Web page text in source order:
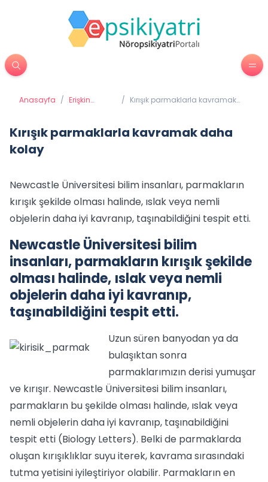
Anasayfa / Erişkin
/ Kırışık parmaklarla kavramak
Kırışık parmaklarla kavramak daha
kolay
Newcastle Üniversitesi bilim insanları, parmakların
kırışık şekilde olması halinde, ıslak veya nemli
objelerin daha iyi kavranıp, taşınabildiğini tespit etti.
Newcastle Üniversitesi bilim
insanları, parmakların kırışık şekilde
olması halinde, ıslak veya nemli
objelerin daha iyi kavranıp,
taşınabildiğini tespit etti.
Uzun süren banyodan ya da
bulaşıktan sonra
parmaklarımızın derisi yumuşar
ve kırışır. Newcastle Üniversitesi bilim insanları,
parmakların bu şekilde olması halinde, ıslak veya
nemli objelerin daha iyi kavranıp, taşınabildiğini
tespit etti (Biology Letters). Belki de parmaklarda
oluşan kırışıklıklar suyu iterek, kavrama sırasındaki
tutma yetisini iyileştiriyor olabilir. Parmakların en